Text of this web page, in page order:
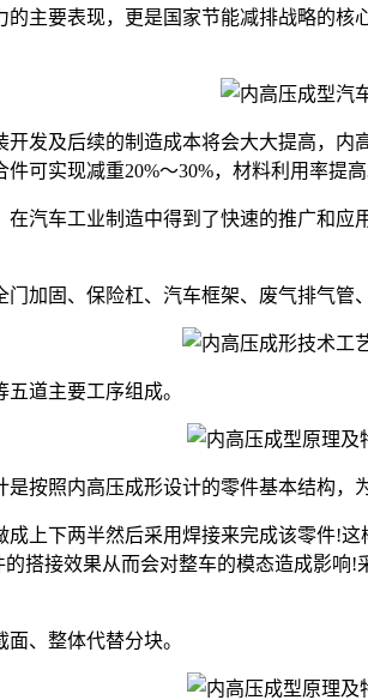
主要表现，更是国家节能减排战略的
及后续的制造成本将会大大提高，内
可实现减重20%～30%，材料利用率提高
车工业制造中得到了快速的推广和应
固、保险杠、汽车框架、废气排气管、
道主要工序组成。
照内高压成形设计的零件基本结构，
下两半然后采用焊接来完成该零件!
搭接效果从而会对整车的模态造成影
、整体代替分块。